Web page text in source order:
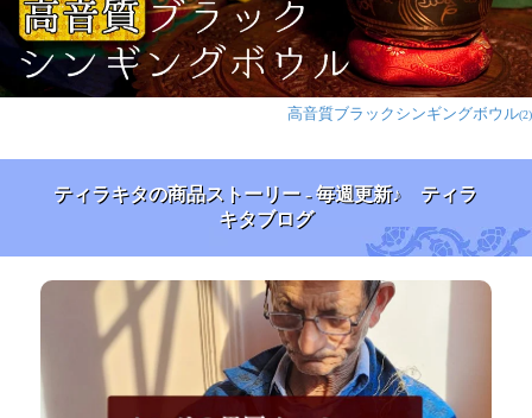
高音質ブラックシンギングボウル(2)
ティラキタの商品ストーリー - 毎週更新♪ ティラ
キタブログ